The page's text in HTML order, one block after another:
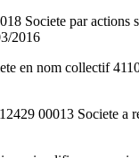
Societe par
2016
en nom collectif
00013 Societe a